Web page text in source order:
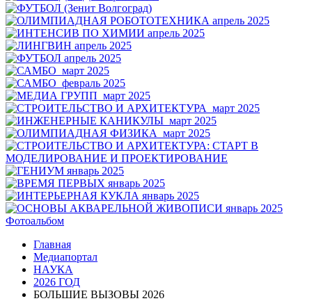
Фотоальбом
Главная
Медиапортал
НАУКА
2026 ГОД
БОЛЬШИЕ ВЫЗОВЫ 2026